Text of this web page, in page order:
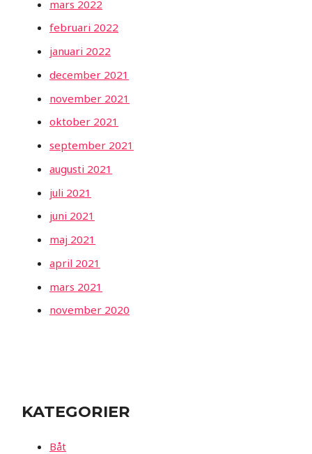
mars 2022
februari 2022
januari 2022
december 2021
november 2021
oktober 2021
september 2021
augusti 2021
juli 2021
juni 2021
maj 2021
april 2021
mars 2021
november 2020
KATEGORIER
Båt